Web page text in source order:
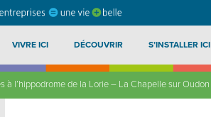
VIVRE ICI DÉCOUVRIR S’INSTALLER ICI
à l’hippodrome de la Lorie – La Chapelle sur Oudon